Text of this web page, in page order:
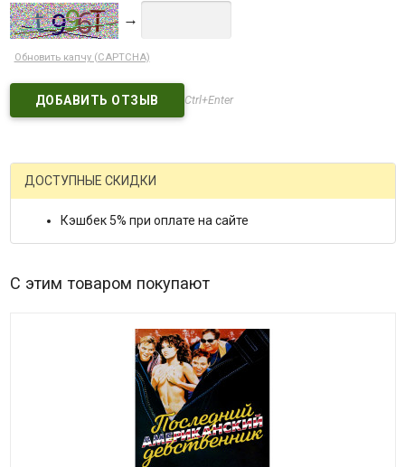
→
Обновить капчу (CAPTCHA)
Ctrl+Enter
ДОСТУПНЫЕ СКИДКИ
Кэшбек 5% при оплате на сайте
С этим товаром покупают